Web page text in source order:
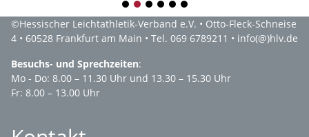
1 2 3 4 5 6
©Hessischer Leichtathletik-Verband e.V. • Otto-Fleck-Schneise
4 • 60528 Frankfurt am Main • Tel. 069 6789211 • info(@)hlv.de
Besuchs- und Sprechzeiten:
Mo - Do: 8.00 – 11.30 Uhr und 13.30 – 15.30 Uhr
Fr: 8.00 – 13.00 Uhr